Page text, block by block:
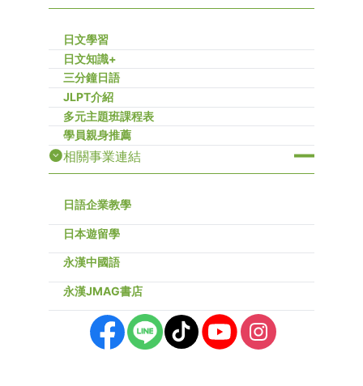
日文學習
日文知識+
三分鐘日語
JLPT介紹
多元主題班課程表
學員親身推薦
相關事業連結
日語企業教學
日本遊留學
永漢中國語
永漢JMAG書店